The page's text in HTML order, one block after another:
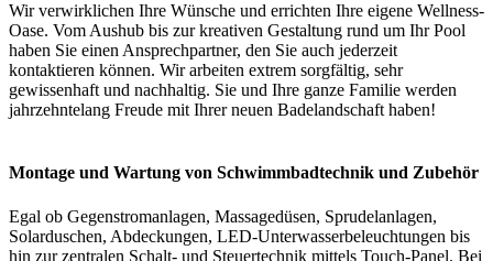
Wir verwirklichen Ihre Wünsche und errichten Ihre eigene Wellness-
Oase. Vom Aushub bis zur kreativen Gestaltung rund um Ihr Pool
haben Sie einen Ansprechpartner, den Sie auch jederzeit
kontaktieren können. Wir arbeiten extrem sorgfältig, sehr
gewissenhaft und nachhaltig. Sie und Ihre ganze Familie werden
jahrzehntelang Freude mit Ihrer neuen Badelandschaft haben!
Montage und Wartung von Schwimmbadtechnik und Zubehör
Egal ob Gegenstromanlagen, Massagedüsen, Sprudelanlagen,
Solarduschen, Abdeckungen, LED-Unterwasserbeleuchtungen bis
hin zur zentralen Schalt- und Steuertechnik mittels Touch-Panel. Bei